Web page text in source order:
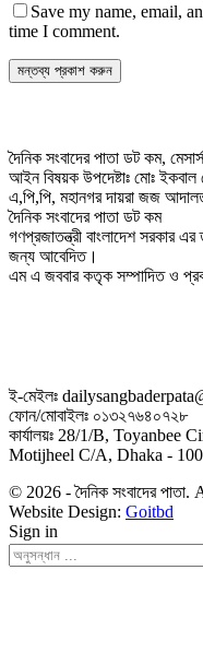
Save my name, email,
time I comment.
দৈনিক সংবাদের পাতা ডট কম,
আইন বিষয়ক উপদেষ্টাঃ মোঃ ইকবাল
এ,পি,পি, মহানগর দায়রা জজ
দৈনিক সংবাদের পাতা ডট কম
গণপ্রজাতন্ত্রী বাংলাদেশ সরকার
জন্য আবেদিত।
এম এ জববার কতৃক সম্পাদিত ও
ই-মেইলঃ
ফোন/মোবাইলঃ ০১৩২৭৬৪০৭২৮
কার্যালয়ঃ 28/1/B,
Motijheel C/A, Dhaka -
© 2026 - দৈনিক সংবাদের
Website Design: Goitbd
Sign in